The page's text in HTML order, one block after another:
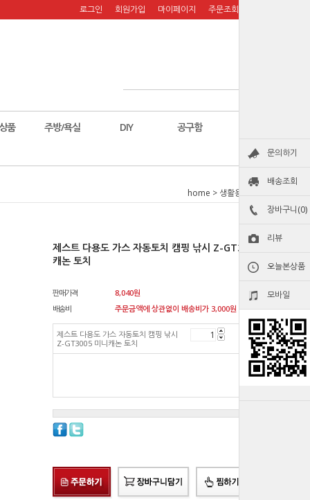
문의하기
배송조회
장바구니(0)
리뷰
오늘본상품
모바일
로그인 회원가입 마이페이지 주문조회
품 주방/욕실 DIY 공구함
home > 생활용품
제스트 다용도 가스 자동토치 캠핑 낚시 Z-GT3005 미니
캐논 토치
판매가격 8,040원
배송비
주문금액에 상관없이 배송비가 3,000원 청구됩니다.원
제스트 다용도 가스 자동토치 캠핑 낚시
Z-GT3005 미니캐논 토치
8,040 원
총 상품 금액